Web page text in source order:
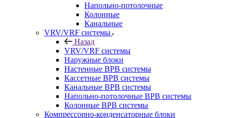
Напольно-потолочные
Колонные
Канальные
VRV/VRF системы
Назад
VRV/VRF системы
Наружные блоки
Настенные ВРВ системы
Кассетные ВРВ системы
Канальные ВРВ системы
Напольно-потолочные ВРВ системы
Колонные ВРВ системы
Компрессорно-конденсаторные блоки